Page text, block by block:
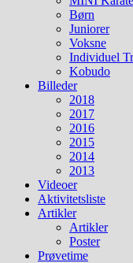
Børn
Juniorer
Voksne
Individuel
Kobudo
Billeder
2018
2017
2016
2015
2014
2013
Videoer
Aktivitetsliste
Artikler
Artikler
Poster
Prøvetime